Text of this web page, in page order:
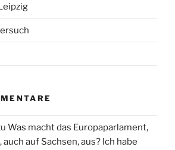
Was macht das Europaparlament,
auf Sachsen, aus? Ich habe